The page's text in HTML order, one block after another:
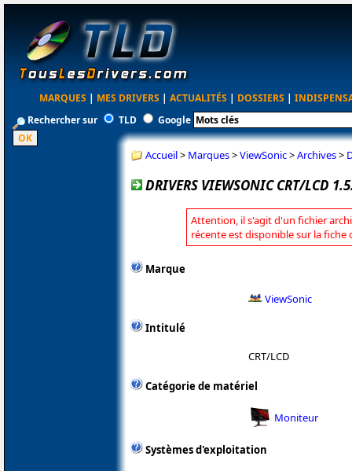
MARQUES | MES DRIVERS | ACTUALITÉS | DOSSIERS |
Rechercher sur
TLD Google
Accueil> Marques>ViewSonic>Archives>
DRIVERS VIEWSONIC CRT/LCD
Attention, il s'agit d'un fichier
récente est disponible sur la fiche
Marque
ViewSonic
Intitulé
CRT/LCD
Catégorie de matériel
Moniteur
Systèmes d'exploitation